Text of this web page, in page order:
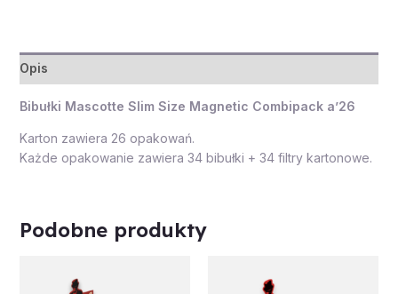
Opis
Bibułki Mascotte Slim Size Magnetic Combipack a’26
Karton zawiera 26 opakowań.
Każde opakowanie zawiera 34 bibułki + 34 filtry kartonowe.
Podobne produkty